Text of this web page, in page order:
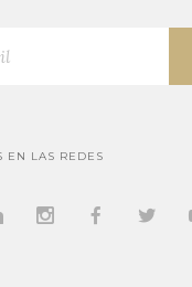
EN LAS REDES